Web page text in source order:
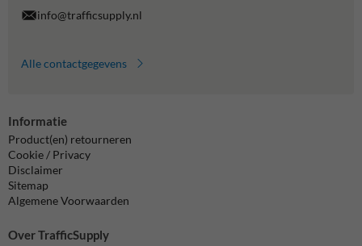
info@trafficsupply.nl
Alle contactgegevens
Informatie
Product(en) retourneren
Cookie / Privacy
Disclaimer
Sitemap
Algemene Voorwaarden
Over TrafficSupply